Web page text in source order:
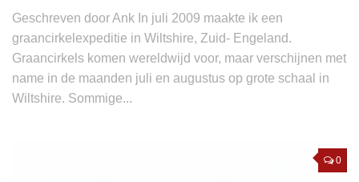
Geschreven door Ank In juli 2009 maakte ik een
graancirkelexpeditie in Wiltshire, Zuid- Engeland.
Graancirkels komen wereldwijd voor, maar verschijnen met
name in de maanden juli en augustus op grote schaal in
Wiltshire. Sommige...
0